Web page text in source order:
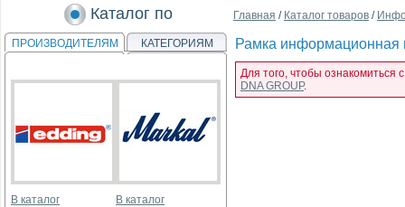
Каталог по
ПРОИЗВОДИТЕЛЯМ КАТЕГОРИЯМ
В каталог
В каталог
Главная / Каталог товаров /
Рамка информационная
Для того, чтобы
DNA GROUP.